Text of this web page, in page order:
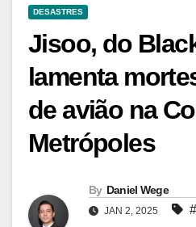
DESASTRES
Jisoo, do
lamenta
de avião na
Metrópoles
By Daniel Wege
JAN 2, 2025